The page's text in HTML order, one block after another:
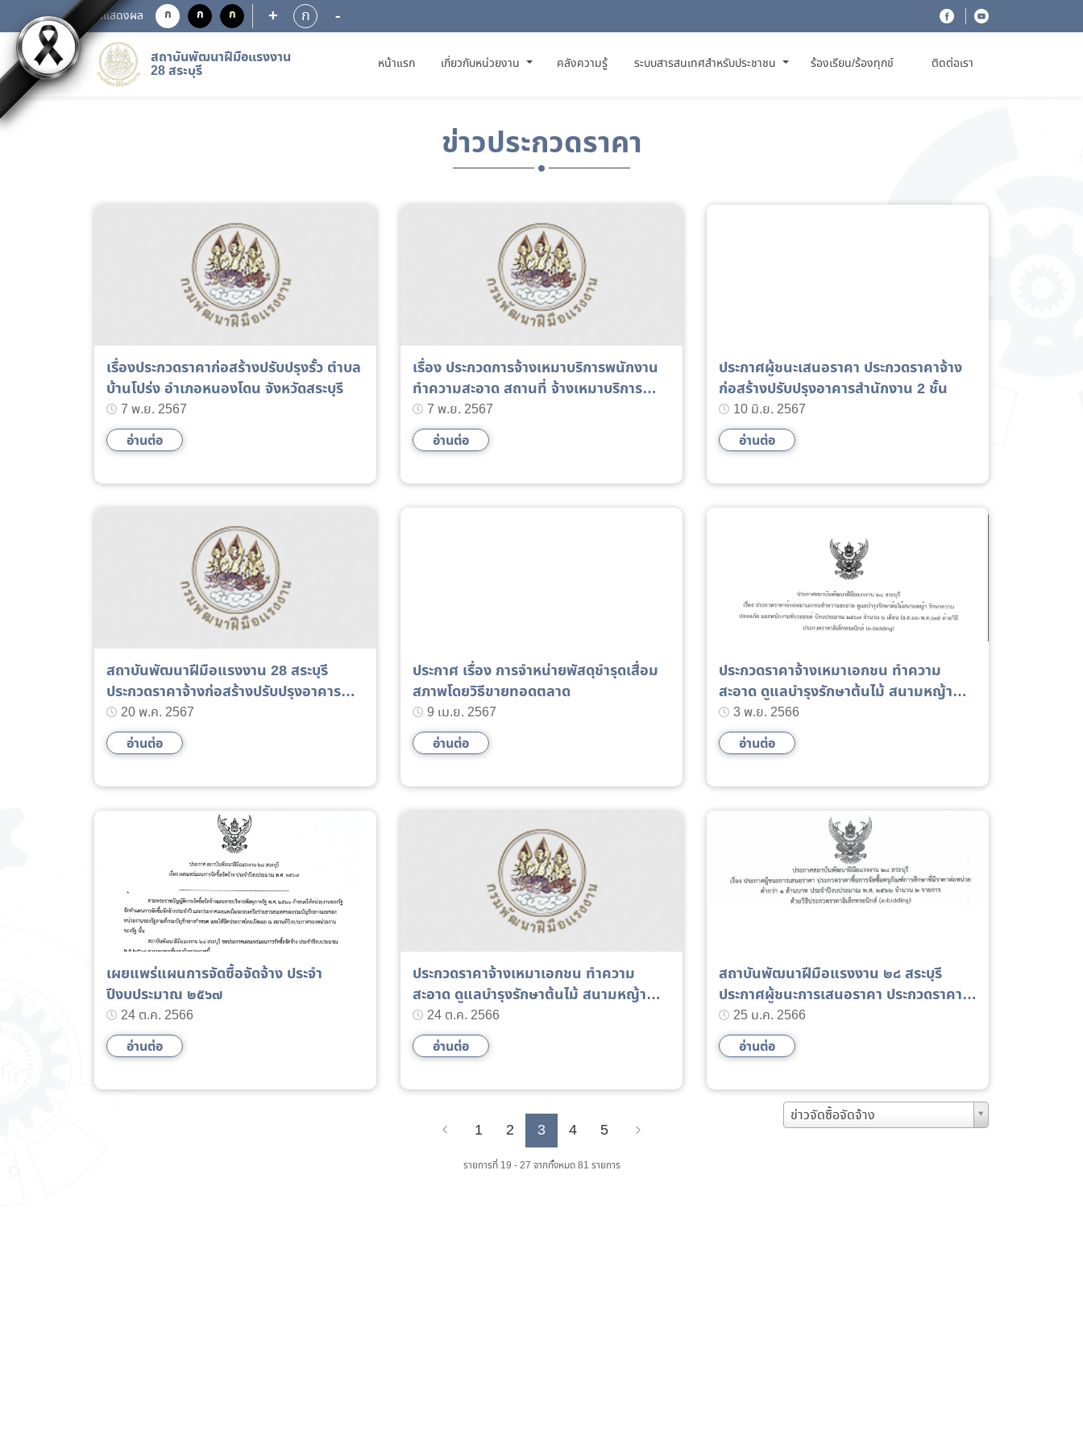
การแสดงผล ก ก ก + ก -
สถาบันพัฒนาฝีมือแรงงาน
28 สระบุรี หน้าแรก(CURRENT)
เกี่ยวกับหน่วยงาน คลังความรู้ ระบบสารสนเทศสำหรับประชาชน ร้องเรียน/ร้องทุกข์ ติดต่อเรา
ข่าวประกวดราคา
เรื่องประกวดราคาก่อสร้างปรับปรุงรั้ว ตำบล
บ้านโปร่ง อำเภอหนองโดน จังหวัดสระบุรี
7 พ.ย. 2567
อ่านต่อ
เรื่อง ประกวดการจ้างเหมาบริการพนักงาน
ทำความสะอาด สถานที่ จ้างเหมาบริการ
พนักงานดูแลต้นไม้ฯ
7 พ.ย. 2567
อ่านต่อ
ประกาศผู้ชนะเสนอราคา ประกวดราคาจ้าง
ก่อสร้างปรับปรุงอาคารสำนักงาน 2 ชั้น
10 มิ.ย. 2567
อ่านต่อ
สถาบันพัฒนาฝีมือแรงงาน 28 สระบุรี
ประกวดราคาจ้างก่อสร้างปรับปรุงอาคาร
สำนักงาน 2 ชั้น
20 พ.ค. 2567
อ่านต่อ
ประกาศ เรื่อง การจำหน่ายพัสดุชำรุดเสื่อม
สภาพโดยวิธีขายทอดตลาด
9 เม.ย. 2567
อ่านต่อ
ประกวดราคาจ้างเหมาเอกชน ทำความ
สะอาด ดูแลบำรุงรักษาต้นไม้ สนามหญ้า
รักษาความปลอดภัย และพนักงานขับ
รถยนต์ ปีงบประมาณ ๒๕๖๗
3 พ.ย. 2566
อ่านต่อ
เผยแพร่แผนการจัดซื้อจัดจ้าง ประจำ
ปีงบประมาณ ๒๕๖๗
24 ต.ค. 2566
อ่านต่อ
ประกวดราคาจ้างเหมาเอกชน ทำความ
สะอาด ดูแลบำรุงรักษาต้นไม้ สนามหญ้า
รักษาความปลอดภัย และพนักงานขับ
รถยนต์ ปีงบประมาณ ๒๕๖๗
24 ต.ค. 2566
อ่านต่อ
สถาบันพัฒนาฝีมือแรงงาน ๒๘ สระบุรี
ประกาศผู้ชนะการเสนอราคา ประกวดราคา
ซื้อการจัดซื้อครุภัณฑ์การศึกษา
25 ม.ค. 2566
อ่านต่อ
1 2 3 4 5
รายการที่ 19 - 27 จากทั้งหมด 81 รายการ
ข่าวจัดซื้อจัดจ้าง